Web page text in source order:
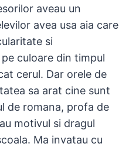
aveau un
avea usa aia care
si
culoare din timpul
cerul. Dar orele de
sa arat cine sunt
de romana, profa de
motivul si dragul
Ma invatau cu